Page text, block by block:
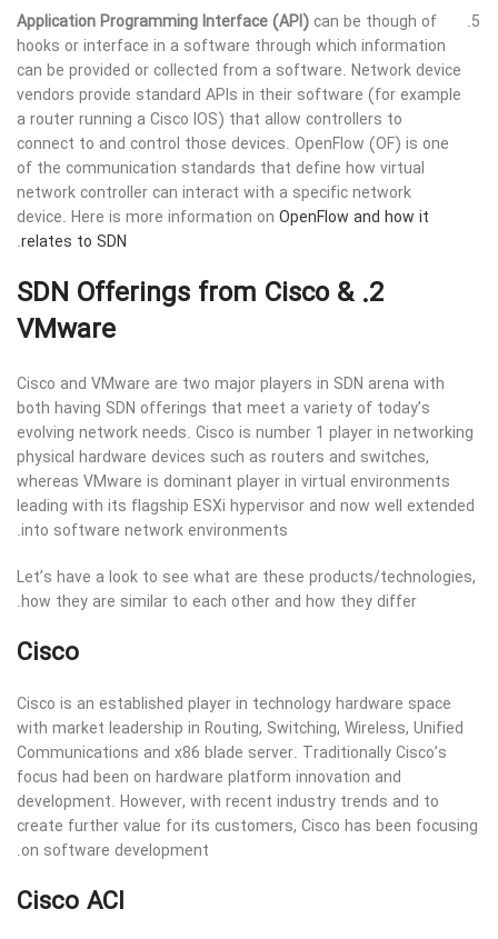
Application Programming Interface (API)can be though of
hooks or interface in a software through which information
can be provided or collected from a software. Network device
vendors provide standard APIs in their software (for example
a router running a Cisco IOS) that allow controllers to
connect to and control those devices. OpenFlow (OF) is one
of the communication standards that define how virtual
network controller can interact with a specific network
device. Here is more information on OpenFlow and how it
relates to SDN
.
2. SDN Offerings from Cisco &
VMware
Cisco and VMware are two major players in SDN arena with
both having SDN offerings that meet a variety of today’s
evolving network needs. Cisco is number 1 player in networking
physical hardware devices such as routers and switches,
whereas VMware is dominant player in virtual environments
leading with its flagship ESXi hypervisor and now well extended
into software network environments.
Let’s have a look to see what are these products/technologies,
how they are similar to each other and how they differ.
Cisco is an established player in technology hardware space
with market leadership in Routing, Switching, Wireless, Unified
Communications and x86 blade server. Traditionally Cisco’s
focus had been on hardware platform innovation and
development. However, with recent industry trends and to
create further value for its customers, Cisco has been focusing
on software development.